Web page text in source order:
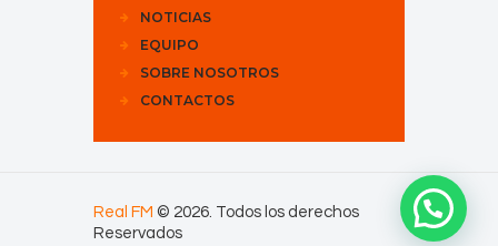
NOTICIAS
EQUIPO
SOBRE NOSOTROS
CONTACTOS
Real FM © 2026. Todos los derechos
Reservados